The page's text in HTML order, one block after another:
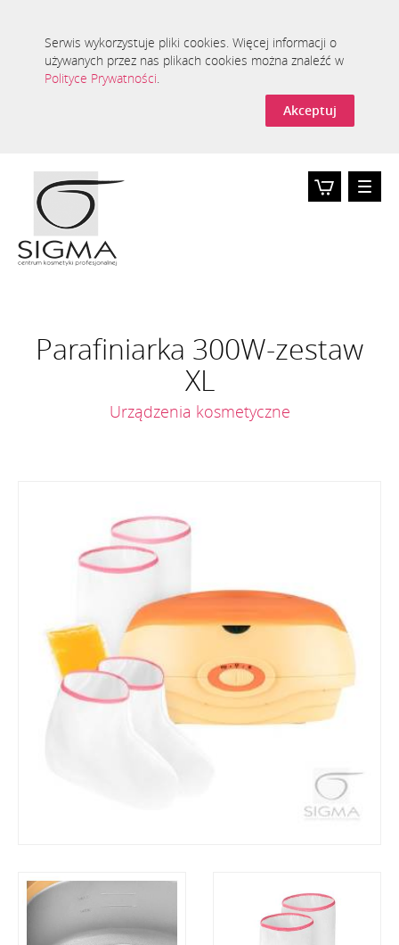
Serwis wykorzystuje pliki cookies. Więcej informacji o
używanych przez nas plikach cookies można znaleźć w
Polityce Prywatności.
Akceptuj
Toggle
Koszyk0
Parafiniarka 300W-zestaw
XL
Urządzenia kosmetyczne